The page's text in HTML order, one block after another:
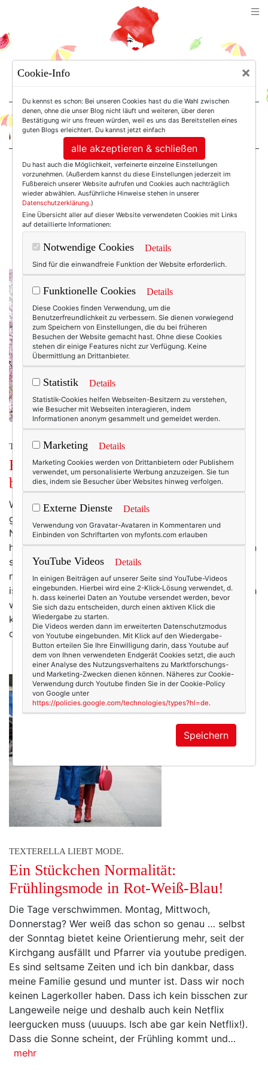
For Women. Not Girls.
Einträge mit dem
Tag: Jeansrock
TEXTERELLA LIEBT MODE.
Hallo Frühling – ich wäre dann mal
bereit!
Während ich diese Zeilen schreibe, fällt mein Blick auf
grauen Hochnebel, der tief über dem Ampertal liegt.
Nicht mal unser Kirchturm ist sichtbar! Durchs Fenster
höre ich die Krähen krächzen … mit Verlaub, es ist kein
schöner Ton. Auf der Wiese gegenüber liegt immer
noch Schnee, und als wäre das noch nicht genug, so
ist fürs Wochenende neuer Schnee angesagt. Okay, ich
weiß, es ist erst Anfang Februar … aber schon lange
kam mir kein Winter so lang und so kalt vor wie in
diesem Jahr (und dabei… mehr
TEXTERELLA LIEBT MODE.
Ein Stückchen Normalität:
Frühlingsmode in Rot-Weiß-Blau!
Die Tage verschwimmen. Montag, Mittwoch,
Donnerstag? Wer weiß das schon so genau … selbst
der Sonntag bietet keine Orientierung mehr, seit der
Kirchgang ausfällt und Pfarrer via youtube predigen.
Es sind seltsame Zeiten und ich bin dankbar, dass
meine Familie gesund und munter ist. Dass wir noch
keinen Lagerkoller haben. Dass ich kein bisschen zur
Langeweile neige und deshalb auch kein Netflix
leergucken muss (uuuups. Isch abe gar kein Netflix!).
Dass die Sonne scheint, der Frühling kommt und…
mehr
Cookie-Info ×
Du kennst es schon: Bei unseren Cookies hast du die Wahl zwischen
denen, ohne die unser Blog nicht läuft und weiteren, über deren
Bestätigung wir uns freuen würden, weil es uns das Bereitstellen eines
guten Blogs erleichtert. Du kannst jetzt einfach
alle akzeptieren & schließen
Du hast auch die Möglichkeit, verfeinerte einzelne Einstellungen
vorzunehmen. (Außerdem kannst du diese Einstellungen jederzeit im
Fußbereich unserer Website aufrufen und Cookies auch nachträglich
wieder abwählen. Ausführliche Hinweise stehen in unserer
Datenschutzerklärung.)
Eine Übersicht aller auf dieser Website verwendeten Cookies mit Links
auf detaillierte Informationen:
Notwendige Cookies Details
Sind für die einwandfreie Funktion der Website erforderlich.
Funktionelle Cookies Details
Diese Cookies finden Verwendung, um die
Benutzerfreundlichkeit zu verbessern. Sie dienen vorwiegend
zum Speichern von Einstellungen, die du bei früheren
Besuchen der Website gemacht hast. Ohne diese Cookies
stehen dir einige Features nicht zur Verfügung. Keine
Übermittlung an Drittanbieter.
Statistik Details
Statistik-Cookies helfen Webseiten-Besitzern zu verstehen,
wie Besucher mit Webseiten interagieren, indem
Informationen anonym gesammelt und gemeldet werden.
Marketing Details
Marketing Cookies werden von Drittanbietern oder Publishern
verwendet, um personalisierte Werbung anzuzeigen. Sie tun
dies, indem sie Besucher über Websites hinweg verfolgen.
Externe Dienste Details
Verwendung von Gravatar-Avataren in Kommentaren und
Einbinden von Schriftarten von myfonts.com erlauben
YouTube Videos Details
In einigen Beiträgen auf unserer Seite sind YouTube-Videos
eingebunden. Hierbei wird eine 2-Klick-Lösung verwendet, d.
h. dass keinerlei Daten an Youtube versendet werden, bevor
Sie sich dazu entscheiden, durch einen aktiven Klick die
Wiedergabe zu starten.
Die Videos werden dann im erweiterten Datenschutzmodus
von Youtube eingebunden. Mit Klick auf den Wiedergabe-
Button erteilen Sie Ihre Einwilligung darin, dass Youtube auf
dem von Ihnen verwendeten Endgerät Cookies setzt, die auch
einer Analyse des Nutzungsverhaltens zu Marktforschungs-
und Marketing-Zwecken dienen können. Näheres zur Cookie-
Verwendung durch Youtube finden Sie in der Cookie-Policy
von Google unter
https://policies.google.com/technologies/types?hl=de.
Speichern